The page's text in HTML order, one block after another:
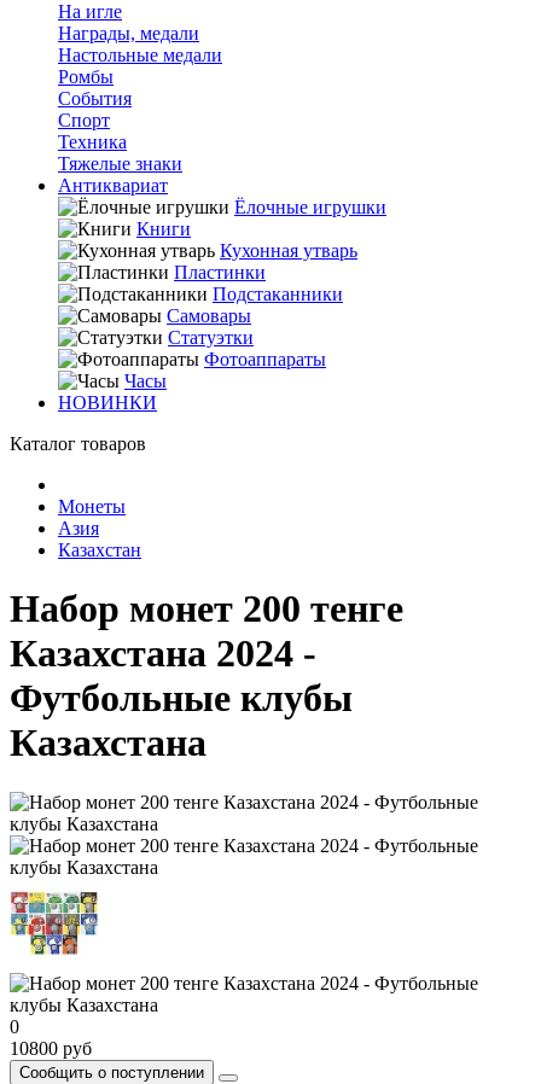
На игле
Награды, медали
Настольные медали
Ромбы
События
Спорт
Техника
Тяжелые знаки
Антиквариат
Ёлочные игрушки
Книги
Кухонная утварь
Пластинки
Подстаканники
Самовары
Статуэтки
Фотоаппараты
Часы
НОВИНКИ
Каталог товаров
Монеты
Азия
Казахстан
Набор монет 200 тенге
Казахстана 2024 -
Футбольные клубы
Казахстана
0
10800 руб
Сообщить о поступлении